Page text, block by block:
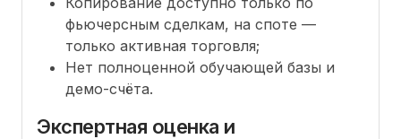
фьючерсным сделкам, на споте —
только активная торговля;
Нет полноценной обучающей базы и
демо-счёта.
Экспертная оценка и